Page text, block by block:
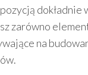
dokładnie
zarówno
na